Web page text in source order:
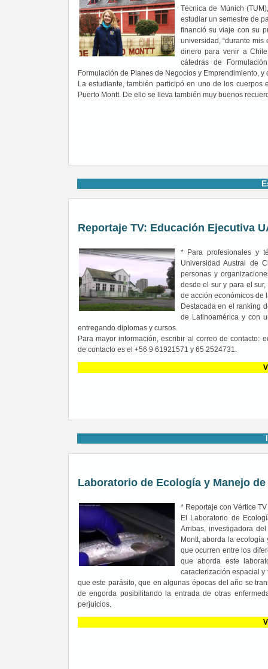
Técnica de Múnich
estudiar un semestre de
financió su viaje con su
universidad, “durante
dinero para venir a
cátedras de
Formulación de Planes de Negocios y Emprendimiento,
La estudiante, también participó en uno de los
Puerto Montt. De ello se lleva también muy buenos
Reportaje TV: Educación Ejecutiva
* Para profesionales y
Universidad Austral de
personas y
desde el sur y para el
de acción económicos de
Destacada en el ranking
de Latinoamérica y con
entregando diplomas y cursos.
Para mayor información, escribir al correo de contacto:
de contacto es el +56 9 61921571 y 65 2524731.
Laboratorio de Ecología y Manejo
* Reportaje con Vértice
El Laboratorio de
Arribas, investigadora
Montt, aborda la
que ocurren entre los
que aborda este
caracterización espacial
que este parásito, que en algunas épocas del año se
de engorda posibilitando la entrada de otras
perjuicios.